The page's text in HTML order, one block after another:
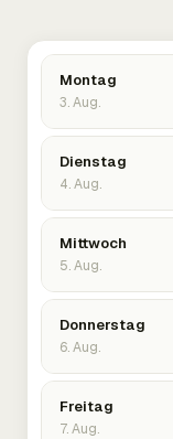
Montag
3. Aug.
Dienstag
4. Aug.
Mittwoch
5. Aug.
Donnerstag
6. Aug.
Freitag
7. Aug.